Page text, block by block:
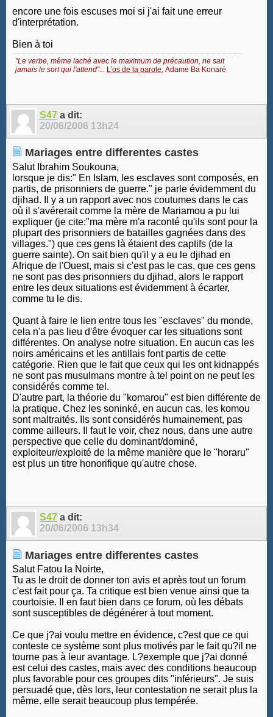
encore une fois escuses moi si j'ai fait une erreur
d'interprétation.
Bien à toi
"Le verbe, même laché avec le maximum de précaution, ne sait
jamais le sort qui l'attend"... L'os de la parole, Adame Ba Konaré
S47 a dit:
20/06/2006 13h24
Mariages entre differentes castes
Salut Ibrahim Soukouna,
lorsque je dis:" En Islam, les esclaves sont composés, en
partis, de prisonniers de guerre." je parle évidemment du
djihad. Il y a un rapport avec nos coutumes dans le cas
où il s'avérerait comme la mère de Mariamou a pu lui
expliquer (je cite:"ma mère m'a raconté qu'ils sont pour la
plupart des prisonniers de batailles gagnées dans des
villages.") que ces gens là étaient des captifs (de la
guerre sainte). On sait bien qu'il y a eu le djihad en
Afrique de l'Ouest, mais si c'est pas le cas, que ces gens
ne sont pas des prisonniers du djihad, alors le rapport
entre les deux situations est évidemment à écarter,
comme tu le dis.
Quant à faire le lien entre tous les "esclaves" du monde,
cela n'a pas lieu d'être évoquer car les situations sont
différentes. On analyse notre situation. En aucun cas les
noirs américains et les antillais font partis de cette
catégorie. Rien que le fait que ceux qui les ont kidnappés
ne sont pas musulmans montre à tel point on ne peut les
considérés comme tel.
D'autre part, la théorie du "komarou" est bien différente de
la pratique. Chez les soninké, en aucun cas, les komou
sont maltraités. Ils sont considérés humainement, pas
comme ailleurs. Il faut le voir, chez nous, dans une autre
perspective que celle du dominant/dominé,
exploiteur/exploité de la même manière que le "horaru"
est plus un titre honorifique qu'autre chose.
S47 a dit:
20/06/2006 13h34
Mariages entre differentes castes
Salut Fatou la Noirte,
Tu as le droit de donner ton avis et après tout un forum
c'est fait pour ça. Ta critique est bien venue ainsi que ta
courtoisie. Il en faut bien dans ce forum, où les débats
sont susceptibles de dégénérer à tout moment.
Ce que j?ai voulu mettre en évidence, c?est que ce qui
conteste ce système sont plus motivés par le fait qu?il ne
tourne pas à leur avantage. L?exemple que j?ai donné
est celui des castes, mais avec des conditions beaucoup
plus favorable pour ces groupes dits "inférieurs". Je suis
persuadé que, dès lors, leur contestation ne serait plus la
même. elle serait beaucoup plus tempérée.